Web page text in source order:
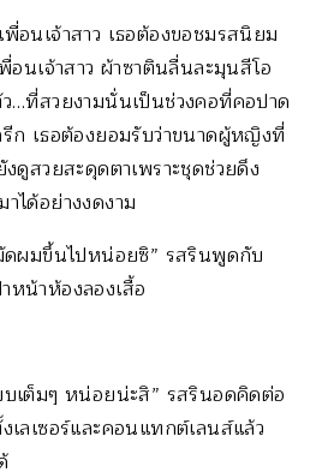
อนเจ้าสาว เธอต้องขอชมรสนิยม
อนเจ้าสาว ผ้าซาตินลื่นละมุนสีโอ
…ที่สวยงามนั่นเป็นช่วงคอที่คอปาด
ก เธอต้องยอมรับว่าขนาดผู้หญิงที่
ดูสวยสะดุดตาเพราะชุดช่วยดึง
ได้อย่างงดงาม
ดผมขึ้นไปหน่อยซิ” รสรินพูดกับ
น้าห้องลองเสื้อ
เต็มๆ หน่อยน่ะสิ” รสรินอดคิดต่อ
ลเซอร์และคอนแทกต์เลนส์แล้ว